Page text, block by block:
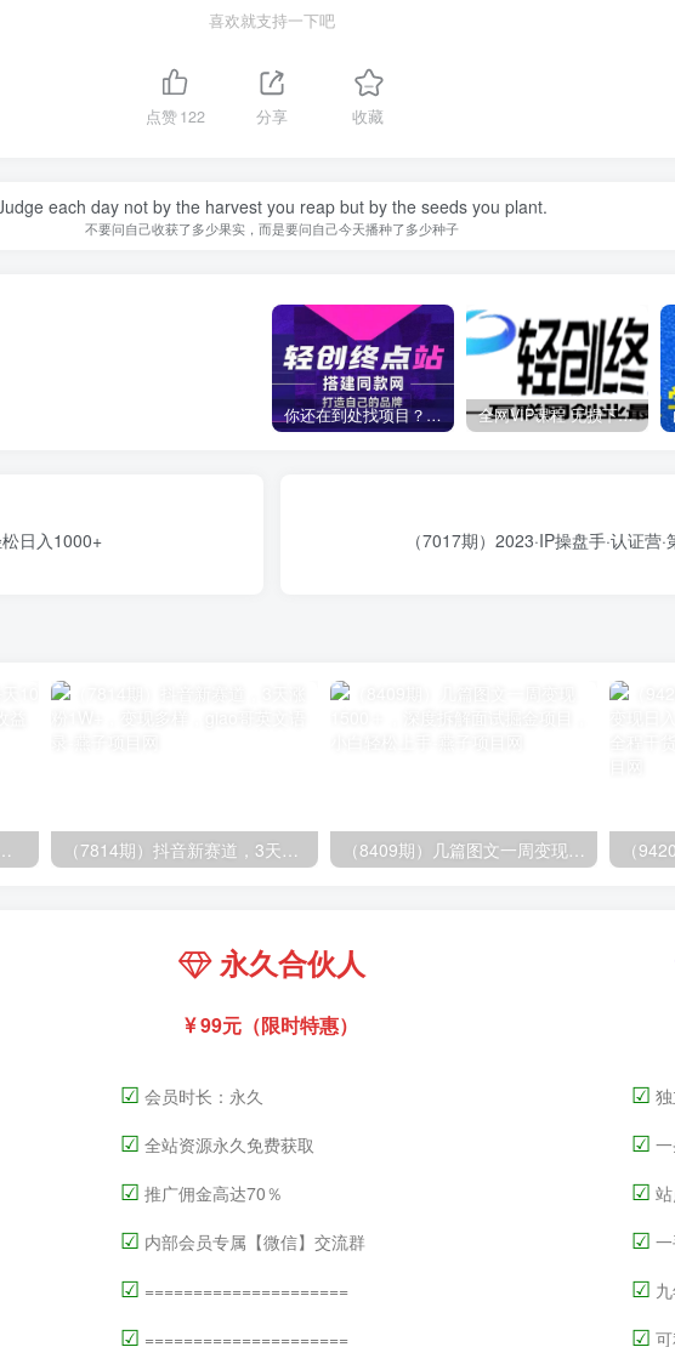
喜欢就支持一下吧
点赞122 分享 收藏
each day not by the harvest you reap but by the seeds you plant.
不要问自己收获了多少果实，而是要问自己今天播种了多少种子
你还在到处找项目？还在当韭菜？我靠卖项目一个月收入5万+，曾经我也是个失败者。 全网VIP课程 无损下载~
日入1000+
（7017期）2023·IP操盘手·认证
5000+，从0到1赚收益教程 （7814期）抖音新赛道，3天涨粉1W+，变现多样，giao哥英文语录 （8409期）几篇图文一周变现1500＋，深度拆解面试掘金项目，小白轻松上手
永久合伙人
99元（限时特惠）
☑ 会员时长：永久
☑ 全站资源永久免费获取
☑ 推广佣金高达70％
☑ 内部会员专属【微信】交流群
☑ =====================
☑ =====================
☑
☑
☑
☑
☑
☑